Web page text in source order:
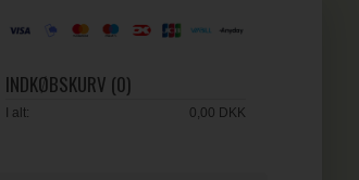
INDKØBSKURV (0)
I alt: 0,00 DKK